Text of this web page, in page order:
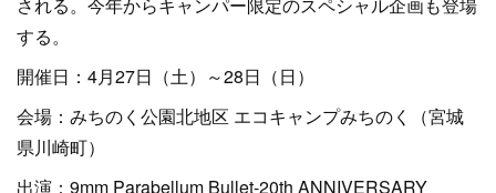
する。
開催日：4月27日（土）～28日（日）
会場：みちのく公園北地区 エコキャンプみちのく（宮城
県川崎町）
出演：9mm Parabellum Bullet-20th ANNIVERSARY